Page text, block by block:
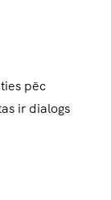
pēc
ir dialogs